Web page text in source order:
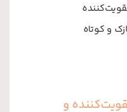
و کوتاه
و